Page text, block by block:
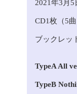
2021年3月
CD1枚（5
ブックレッ
TypeA All
TypeB